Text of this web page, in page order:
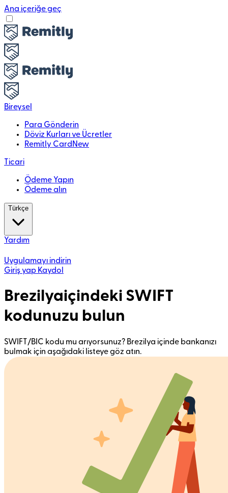
Ana içeriğe geç
Bireysel
Para Gönderin
Döviz Kurları ve Ücretler
Remitly Card New
Ticari
Ödeme Yapın
Ödeme alın
Türkçe
Yardım
Uygulamayı indirin
Giriş yap Kaydol
Brezilyaiçindeki SWIFT
kodunuzu bulun
SWIFT/BIC kodu mu arıyorsunuz? Brezilya içinde bankanızı
bulmak için aşağıdaki listeye göz atın.